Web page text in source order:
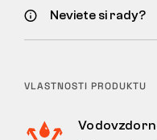
Neviete si rady?
VLASTNOSTI PRODUKTU